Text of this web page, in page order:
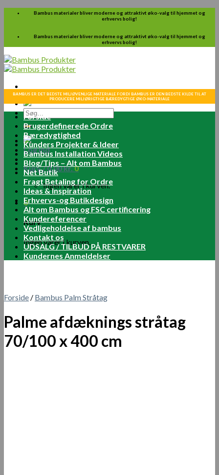
Skip
Bambus materialer bliver moderne og attraktivt øko-valg til hjemmet og
erhvervs bolig!
Bambus materialer bliver moderne og attraktivt øko-valg til hjemmet og
erhvervs bolig!
Søg
efter:
Log ind
Kurv /0.00kr.0
Ingen varer i kurven.
0
Kurv
Ingen varer i kurven.
BAMBUS ER DET BEDSTE MILJØVENLIGE MATERIALE FORDI BAMBUS ER DEN BEDSTE KILDE TIL AT
PRODUCERE MILJØRIGTIGE BÆREDYGTIGE ØKO-MATERIALE
Forside
Brugerdefinerede Ordre
Bæredygtighed
Kunders Projekter & Ideer
Bambus Installation Videos
Blog/Tips – Alt om Bambus
Net Butik
Fragt Betaling for Ordre
Ideas & Inspiration
Erhvervs-og Butikdesign
Alt om Bambus og FSC certificering
Kundereferencer
Vedligeholdelse af bambus
Kontakt os
UDSALG / TILBUD PÅ RESTVARER
Kundernes Anmeldelser
Forside / Bambus Palm Stråtag
Palme afdæknings stråtag
70/100 x 400 cm